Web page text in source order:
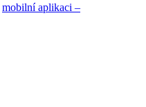
mobilní aplikaci –